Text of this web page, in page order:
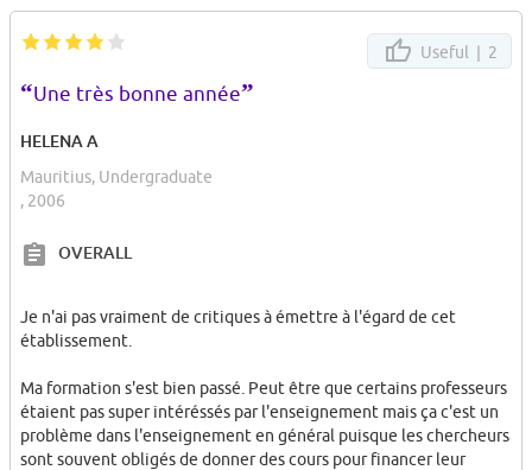
Useful | 2
“Une très bonne année”
HELENA A
Mauritius, Undergraduate
, 2006
OVERALL
Je n'ai pas vraiment de critiques à émettre à l'égard de cet
établissement.
Ma formation s'est bien passé. Peut être que certains professeurs
étaient pas super intéréssés par l'enseignement mais ça c'est un
problème dans l'enseignement en général puisque les chercheurs
sont souvent obligés de donner des cours pour financer leur